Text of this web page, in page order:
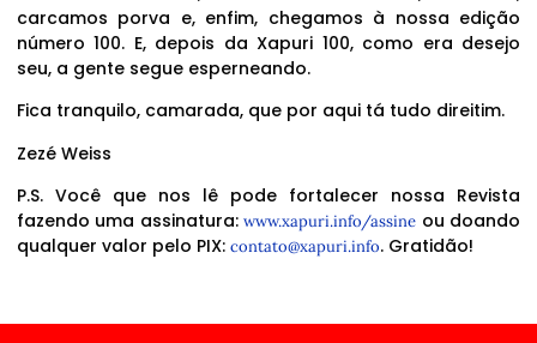
carcamos porva e, enfim, chegamos à nossa edição
número 100. E, depois da Xapuri 100, como era desejo
seu, a gente segue esperneando.
Fica tranquilo, camarada, que por aqui tá tudo direitim.
Zezé Weiss
P.S. Você que nos lê pode fortalecer nossa Revista
fazendo uma assinatura:www.xapuri.info/assine ou doando
qualquer valor pelo PIX: contato@xapuri.info. Gratidão!